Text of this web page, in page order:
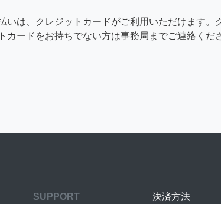
いは、クレジットカードがご利用いただけます。
カードをお持ちでない方は事務局までご連絡くだ
SUPPORT 決済方法